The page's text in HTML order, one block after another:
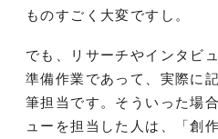
ものすごく大変ですし。
でも、リサーチやインタビ
準備作業であって、実際に
筆担当です。そういった場
ューを担当した人は、「創